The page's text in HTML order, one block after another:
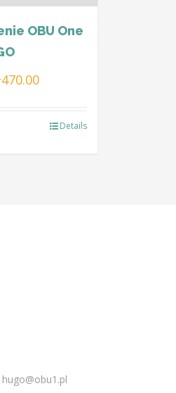
OBU One
470.00Aktualna
Details
hugo@obu1.pl